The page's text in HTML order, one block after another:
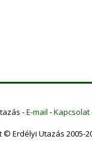
-E-mail -Kapcsolat
© Erdélyi Utazás 2005-